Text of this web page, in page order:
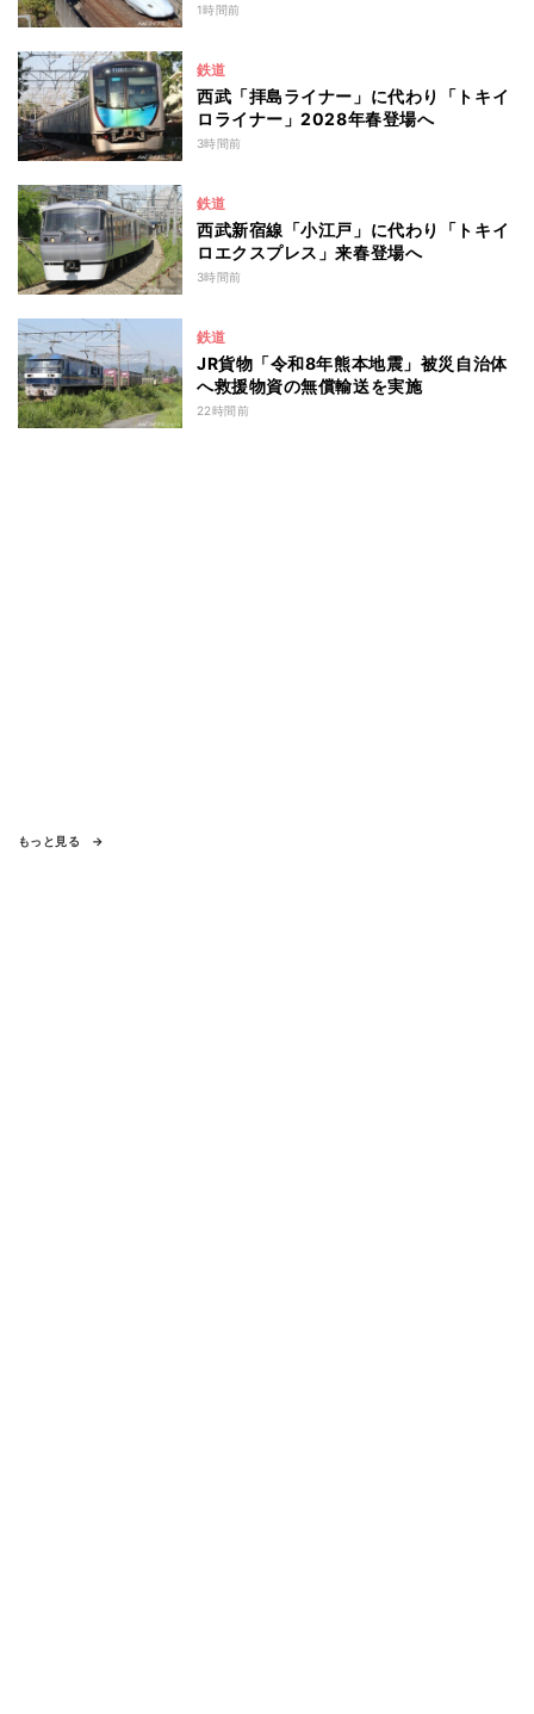
1時間前
鉄道
西武「拝島ライナー」に代わり「トキイ
ロライナー」2028年春登場へ
3時間前
鉄道
西武新宿線「小江戸」に代わり「トキイ
ロエクスプレス」来春登場へ
3時間前
鉄道
JR貨物「令和8年熊本地震」被災自治体
へ救援物資の無償輸送を実施
22時間前
もっと見る